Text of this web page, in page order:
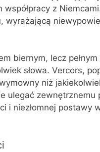
z
wyrażającą
biernym, lecz
słowa. Vercors,
niż
ulegać zewnętrznemu
i niezłomnej postawy